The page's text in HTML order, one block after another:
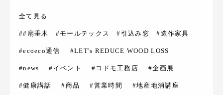
全て見る
##扇垂木 #モールテックス #引込み窓 #造作家具
#ecoeco通信 #LET's REDUCE WOOD LOSS
#news #イベント #コドモ工務店 #企画展
#健康講話 #商品 #営業時間 #地産地消講座